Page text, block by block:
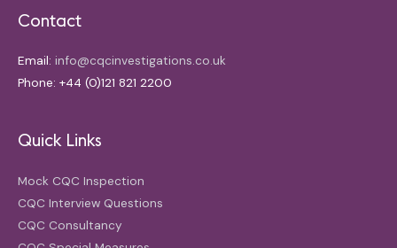
Contact
Email: info@cqcinvestigations.co.uk
Phone: +44 (0)121 821 2200
Quick Links
Mock CQC Inspection
CQC Interview Questions
CQC Consultancy